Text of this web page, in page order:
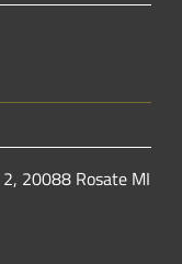
20088 Rosate MI